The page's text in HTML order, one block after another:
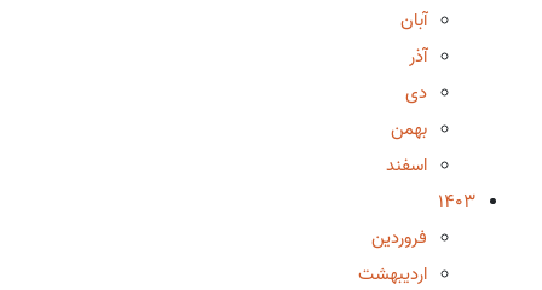
آبان
آذر
دی
بهمن
اسفند
1403
فروردین
اردیبهشت